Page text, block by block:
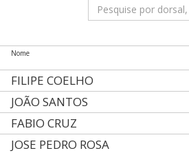
Nome
FILIPE COELHO
JOÃO SANTOS
FABIO CRUZ
JOSE PEDRO ROSA